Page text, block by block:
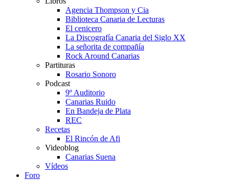
Agencia Thompson y Cia
Biblioteca Canaria de Lecturas
El cenicero
La Discografía Canaria del Siglo XX
La señorita de compañía
Rock Around Canarias
Partituras
Rosario Sonoro
Podcast
9º Auditorio
Canarias Ruido
En Bandeja de Plata
REC
Recetas
El Rincón de Afi
Videoblog
Canarias Suena
Vídeos
Foro